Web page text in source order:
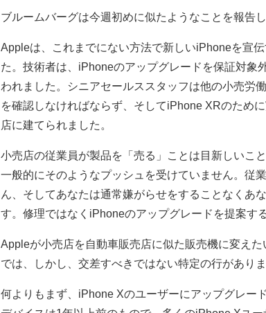
ブルームバーグは今週初めに似たようなことを報告し
Appleは、これまでにない方法で新しいiPhoneを宣
た。技術者は、iPhoneのアップグレードを保証対象
われました。シニアセールススタッフは他の小売労
を確認しなければならず、そしてiPhone XRのため
店に建てられました。
小売店の従業員が製品を「売る」ことは目新しいこ
一般的にそのようなプッシュを受けていません。従
ん、そしてあなたは通常嫌がらせをすることなくあ
す。修理ではなくiPhoneのアップグレードを提案す
Appleが小売店を自動車販売店に似た販売機に変え
では、しかし、交差すべきではない特定の行がありま
何よりもまず、iPhone Xのユーザーにアップグレー